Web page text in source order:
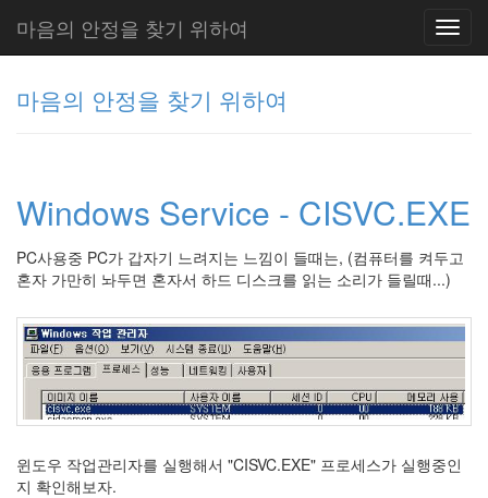
마음의 안정을 찾기 위하여
마음의 안정을 찾기 위하여
Windows Service - CISVC.EXE
PC사용중 PC가 갑자기 느려지는 느낌이 들때는, (컴퓨터를 켜두고
혼자 가만히 놔두면 혼자서 하드 디스크를 읽는 소리가 들릴때...)
윈도우 작업관리자를 실행해서 "CISVC.EXE" 프로세스가 실행중인
지 확인해보자.
움
(복
분
자
주)
Tag
Cloud
주
절